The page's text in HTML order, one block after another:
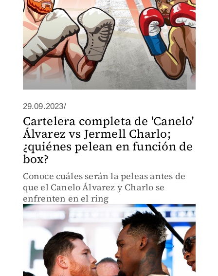
29.09.2023/
Cartelera completa de 'Canelo'
Álvarez vs Jermell Charlo;
¿quiénes pelean en función de
box?
Conoce cuáles serán la peleas antes de
que el Canelo Álvarez y Charlo se
enfrenten en el ring